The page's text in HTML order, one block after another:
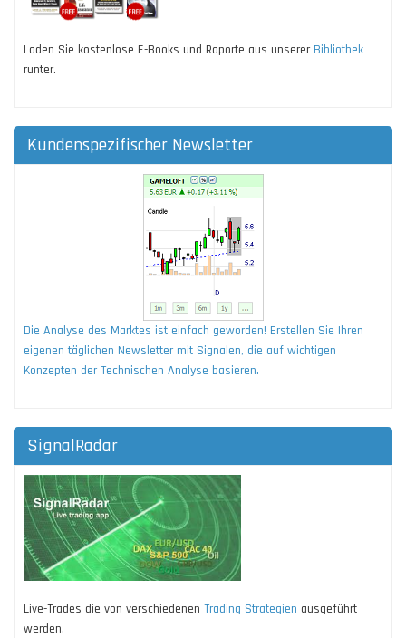
Laden Sie kostenlose E-Books und Raporte aus unserer Bibliothek
runter.
Kundenspezifischer Newsletter
Die Analyse des Marktes ist einfach geworden! Erstellen Sie Ihren
eigenen täglichen Newsletter mit Signalen, die auf wichtigen
Konzepten der Technischen Analyse basieren.
SignalRadar
Live-Trades die von verschiedenen Trading Strategien ausgeführt
werden.